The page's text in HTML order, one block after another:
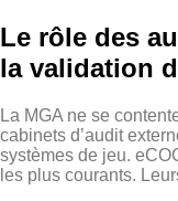
Le rôle des
la validation
La MGA ne se
cabinets d’audit
systèmes de jeu.
les plus courants.